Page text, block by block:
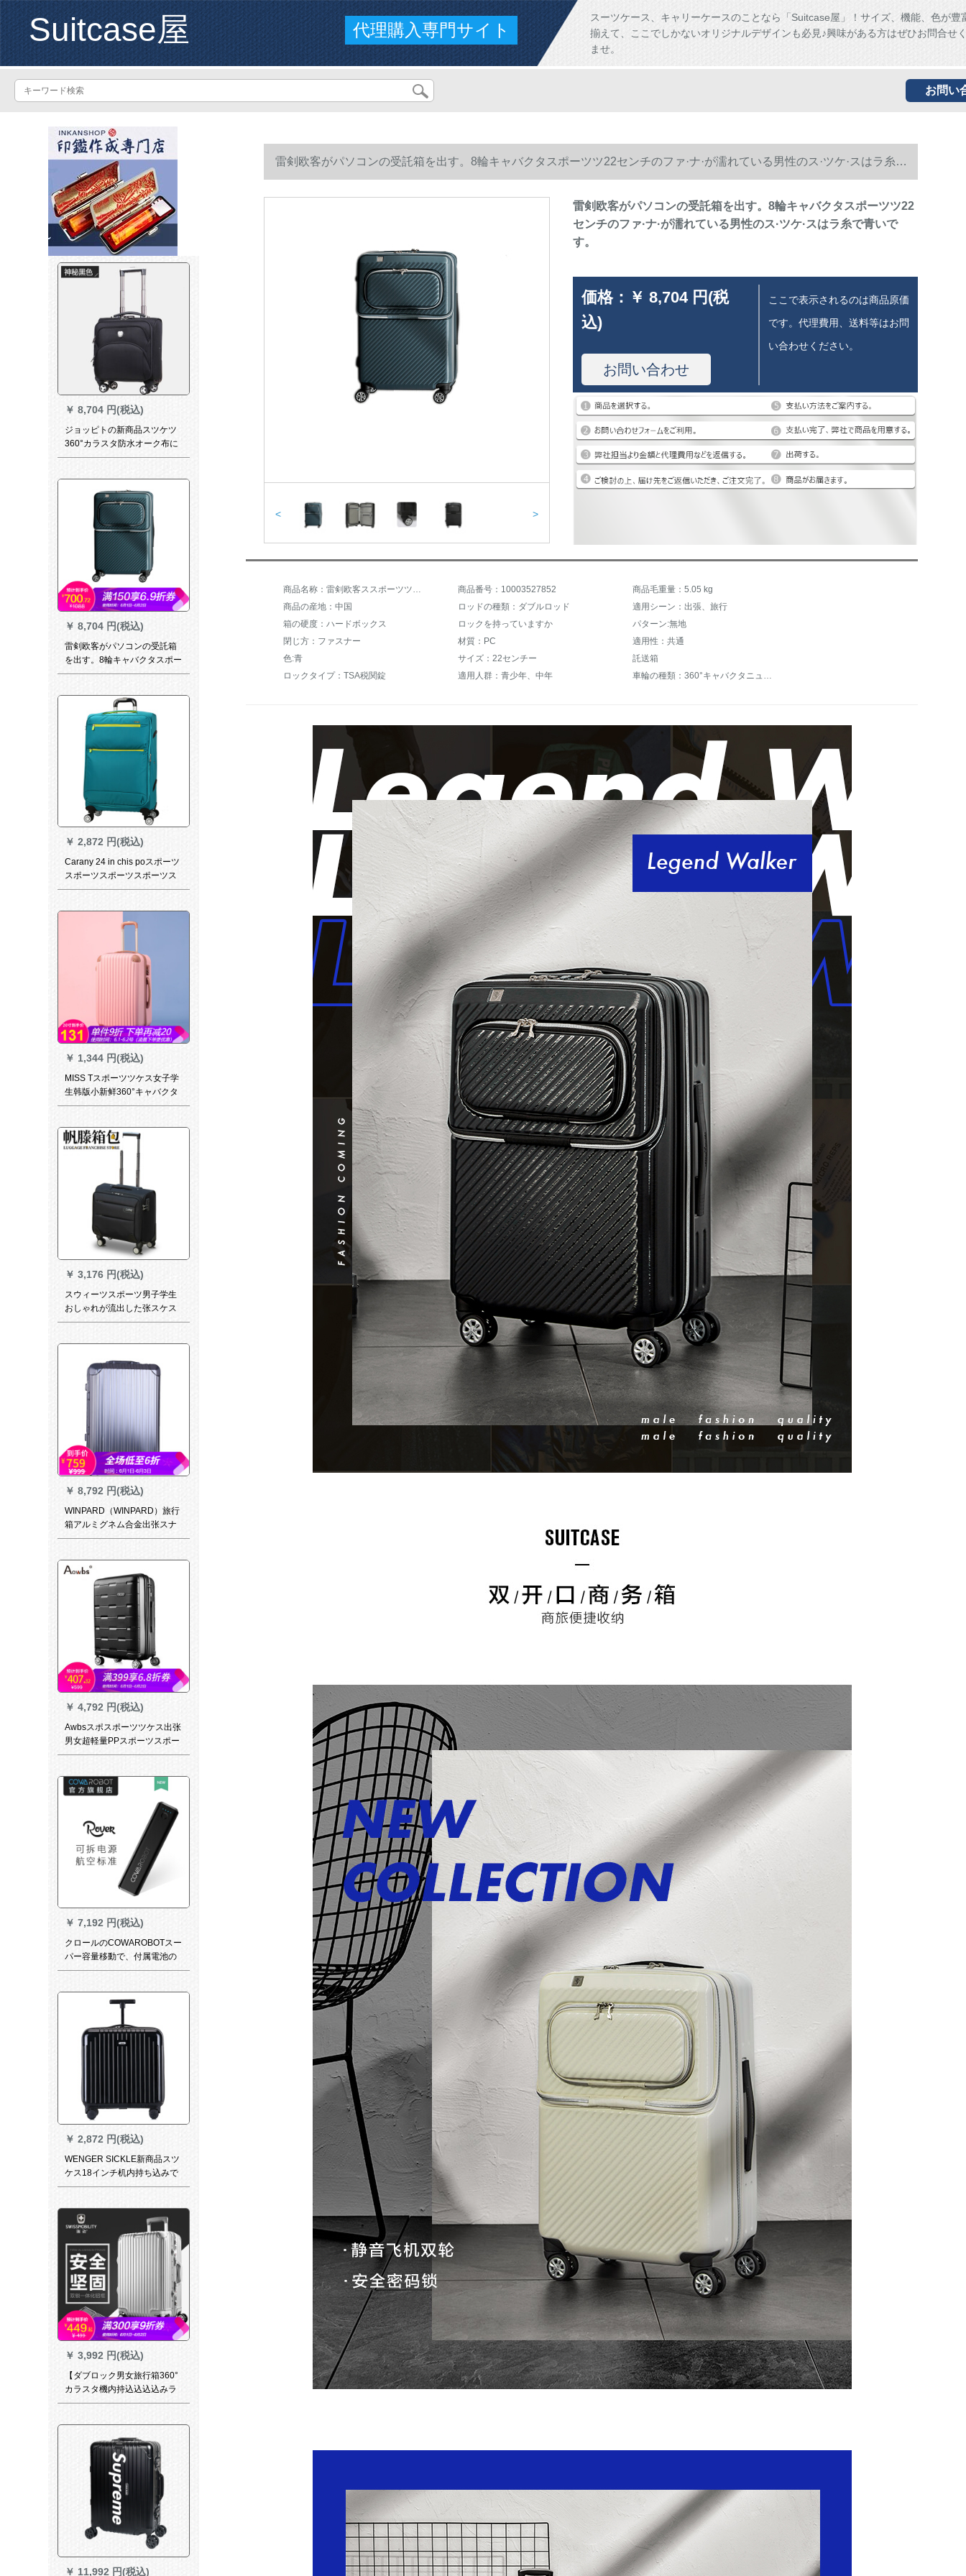
Suitcase屋 代理購入専門サイト
スーツケース、キャリーケースのことなら「Suitcase屋」！サイズ、機能、色が豊
揃えて、ここでしかないオリジナルデザインも必見♪興味がある方はぜひお問合せ
ませ。
お問い
￥ 8,704 円(税込)
ジョッピトの新商品スツケツ
360°カラスタ防水オーク布に
乗りスーツケース男女14-18-
ツ大容量短距離で神秘的な黒
￥ 8,704 円(税込)
雷剣欧客がパソコンの受託箱
を出す。8輪キャバクタスポー
ツツ22センチのファ·ナ·が濡
糸で青いです。
￥ 2,872 円(税込)
Carany 24 in chis poスポーツ
スポーツスポーツスポーツス
ポーツ360°カラクタス360°ス
ツスポーツスポーツスポーツ
ポーツスポーツスポーツスポ
ーツスポーツスポーツスポー
ツスポーツスポーツスポーツ
スポーツスポーツスポーツス
ポーツスポーツスポーツスポ
ーツスポーツスポーツスポー
ツスポーツスポーツスポーツ
防水TSAロック搭載箱CS
8428-24松石緑
￥ 1,344 円(税込)
MISS Tスポーツツケス女子学
生韩版小新鲜360°キャバクタ
スポーツ20/24インチおしゃれ
スポーツスポーツスポーツス
ポーツスポーツ【新商品】24
￥ 3,176 円(税込)
スウィーツスポーツ男子学生
おしゃれが流出した张スケス
スポーツデビューに乗ってス
バクラ20寸オックスフォード
￥ 8,792 円(税込)
WINPARD（WINPARD）旅行
箱アルミグネム合金出张スナ
イズ20インチ24インチ机内持
トク女性TSAロック搭载箱ア
ルミフレム24
￥ 4,792 円(税込)
Awbsスポスポーツツケス出张
男女超軽量PPスポーツスポー
ツスポーツニッポン大容量耐
持込可旅行箱TSAロック搭载
ローク24センチ黒
￥ 7,192 円(税込)
クロールのCOWAROBOTスー
パー容量移動で、付属電池の
USB黒を取り外します。
￥ 2,872 円(税込)
WENGER SICKLE新商品スツ
ケス18インチ机内持ち込みで
360°キャバクタでございま
新旅行箱TSAロックに学生用
パソコボックス男性用ラトボ
ックス黒18インチー/機内持込
可。
￥ 3,992 円(税込)
【ダブロック男女旅行箱360°
カラスタ機内持込込込込みラ
ーグジム】
￥ 11,992 円(税込)
雷剣欧客がパソコンの受託箱を出す。8輪キャバクタスポーツツ22センチのファ·ナ·が濡れている男性のス·ツケ·スはラ糸で
青いです。
< >
雷剣欧客がパソコンの受託箱を出す。8輪キャバクタスポーツツ22
センチのファ·ナ·が濡れている男性のス·ツケ·スはラ糸で青いで
す。
価格： ￥ 8,704 円(税
込)
お問い合わせ
ここで表示されるのは商品原価
です。代理費用、送料等はお問
い合わせください。
商品名称：雷剣欧客ススポーツツケス 商品番号：10003527852
商品毛重量：5.05 kg
商品の産地：中国
ロッドの種類：ダブルロッド
適用シーン：出張、旅行
箱の硬度：ハードボックス
ロックを持っていますか
パターン:無地
閉じ方：ファスナー
材質：PC
適用性：共通
色:青
サイズ：22センチー
託送箱
ロックタイプ：TSA税関錠
適用人群：青少年、中年 車輪の種類：360°キャバクタニュース